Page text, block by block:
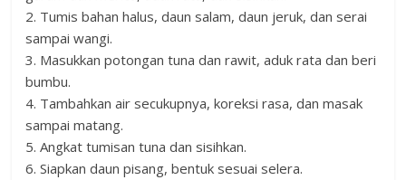
2. Tumis bahan halus, daun salam, daun jeruk, dan serai
sampai wangi.
3. Masukkan potongan tuna dan rawit, aduk rata dan beri
bumbu.
4. Tambahkan air secukupnya, koreksi rasa, dan masak
sampai matang.
5. Angkat tumisan tuna dan sisihkan.
6. Siapkan daun pisang, bentuk sesuai selera.